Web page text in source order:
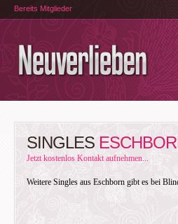
Bereits Mitglieder
SINGLES
Jetzt kostenlos Kontakt aufnehmen...
Weitere Singles aus Eschborn gibt es bei